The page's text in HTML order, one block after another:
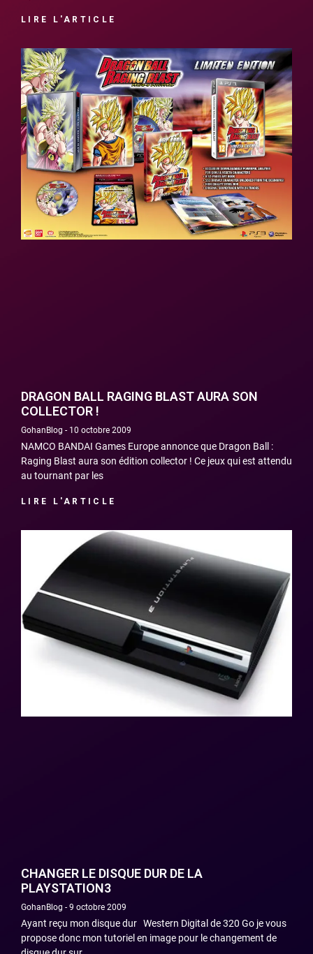
LIRE L'ARTICLE
DRAGON BALL RAGING BLAST AURA SON
COLLECTOR !
GohanBlog 10 octobre 2009
NAMCO BANDAI Games Europe annonce que Dragon Ball :
Raging Blast aura son édition collector ! Ce jeux qui est attendu
au tournant par les
LIRE L'ARTICLE
CHANGER LE DISQUE DUR DE LA
PLAYSTATION3
GohanBlog 9 octobre 2009
Ayant reçu mon disque dur Western Digital de 320 Go je vous
propose donc mon tutoriel en image pour le changement de